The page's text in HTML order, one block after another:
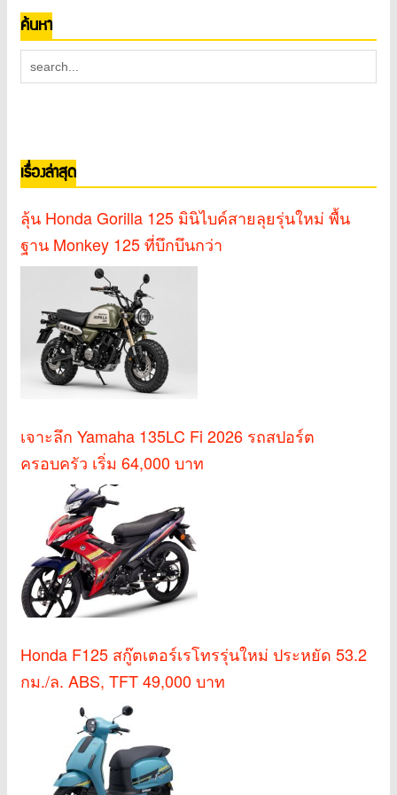
ค้นหา
เรื่องล่าสุด
ลุ้น Honda Gorilla 125 มินิไบค์สายลุยรุ่นใหม่ พื้น
ฐาน Monkey 125 ที่บึกบึนกว่า
เจาะลึก Yamaha 135LC Fi 2026 รถสปอร์ต
ครอบครัว เริ่ม 64,000 บาท
Honda F125 สกู๊ตเตอร์เรโทรรุ่นใหม่ ประหยัด 53.2
กม./ล. ABS, TFT 49,000 บาท